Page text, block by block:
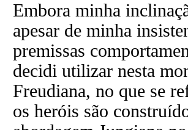
Embora minha
apesar de minha
premissas
decidi utilizar nesta
Freudiana, no que se
os heróis são